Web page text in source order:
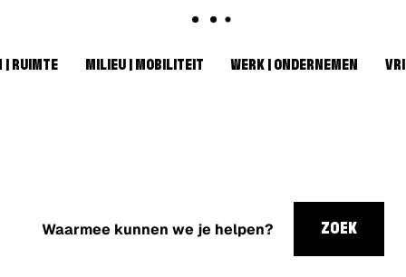
| RUIMTE MILIEU | MOBILITEIT WERK | ONDERNEMEN
kunnen
ZOEK